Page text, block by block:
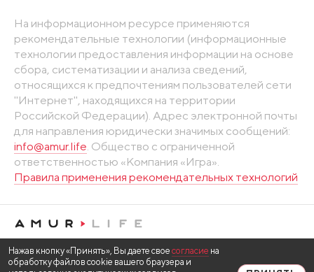
На информационном ресурсе применяются
рекомендательные технологии (информационные
технологии предоставления информации на основе
сбора, систематизации и анализа сведений,
относящихся к предпочтениям пользователей сети
"Интернет", находящихся на территории
Российской Федерации). Адрес электронной почты
для направления юридически значимых сообщений:
info@amur.life . Общество с ограниченной
ответственностью «Компания «Игра».
Правила применения рекомендательных технологий
Нажав кнопку «Принять», Вы даете свое согласие на
обработку файлов cookie вашего браузера и